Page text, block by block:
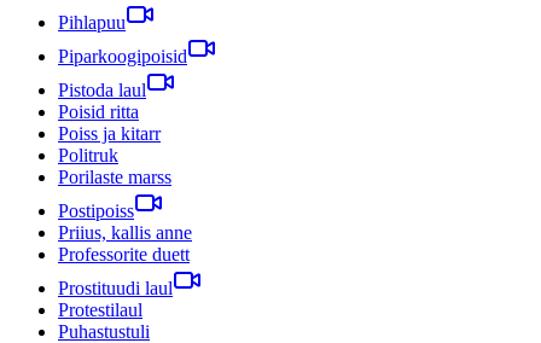
Pihlapuu
Piparkoogipoisid
Pistoda laul
Poisid ritta
Poiss ja kitarr
Politruk
Porilaste marss
Postipoiss
Priius, kallis anne
Professorite duett
Prostituudi laul
Protestilaul
Puhastustuli